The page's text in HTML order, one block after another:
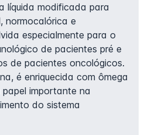
líquida modificada para
normocalórica e
especialmente para o
de pacientes pré e
de pacientes oncológicos.
é enriquecida com ômega
papel importante na
do sistema